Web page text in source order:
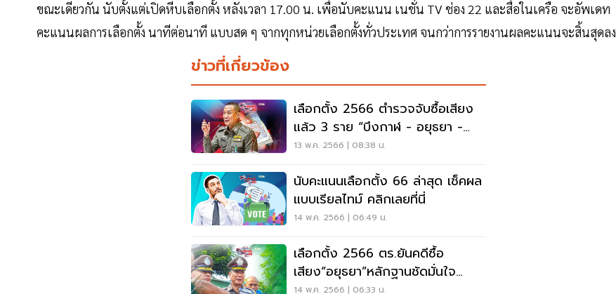
ขณะเดียวกัน นับตั้งแต่เปิดหีบเลือกตั้ง หลังเวลา 17.00 น. เพื่อนับคะแนน เนชั่น TV ช่อง 22 และสื่อในเครือ จะอัพเดท
คะแนนผลการเลือกตั้ง นาทีต่อนาที แบบสด ๆ จากทุกหน่วยเลือกตั้งทั่วประเทศ จนกว่าการรายงานผลคะแนนจะสิ้นสุดลง
ข่าวที่เกี่ยวข้อง
เลือกตั้ง 2566 ตำรวจจับซื้อเสียง
แล้ว 3 ราย “บึงกาฬ - อยุธยา -
พิจิตร”
13 พ.ค. 2566 | 08:38 น.
นับคะแนนเลือกตั้ง 66 ล่าสุด เช็คผล
แบบเรียลไทม์ คลิกเลยที่นี่
14 พ.ค. 2566 | 06:49 น.
เลือกตั้ง 2566 ตร.ยันคดีซื้อ
เสียง“อยุธยา”หลักฐานชัดมั่นใจ
เอาผิดได้
14 พ.ค. 2566 | 06:33 น.